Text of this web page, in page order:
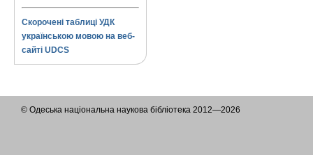
Скорочені таблиці УДК
українською мовою на веб-
сайті UDCS
© Одеська національна наукова бібліотека 2012—2026